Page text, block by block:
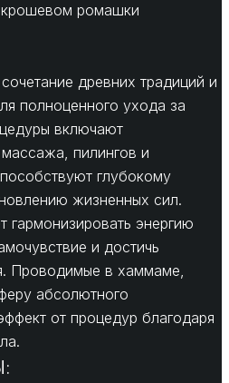
крошевом ромашки
древних традиций и
полноценного ухода за
включают
пилингов и
глубокому
жизненных сил.
гармонизировать энергию
и достичь
Проводимые в хаммаме,
абсолютного
от процедур благодаря